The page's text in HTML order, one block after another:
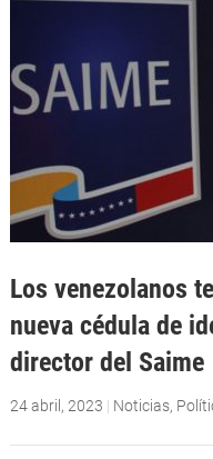
Los venezolanos
nueva cédula de
director del Saime
24 abril, 2023 | Noticias,